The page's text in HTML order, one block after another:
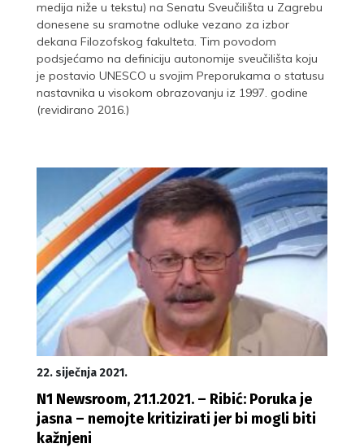
medija niže u tekstu) na Senatu Sveučilišta u Zagrebu
donesene su sramotne odluke vezano za izbor
dekana Filozofskog fakulteta. Tim povodom
podsjećamo na definiciju autonomije sveučilišta koju
je postavio UNESCO u svojim Preporukama o statusu
nastavnika u visokom obrazovanju iz 1997. godine
(revidirano 2016.)
22. siječnja 2021.
N1 Newsroom, 21.1.2021. – Ribić: Poruka je
jasna – nemojte kritizirati jer bi mogli biti
kažnjeni